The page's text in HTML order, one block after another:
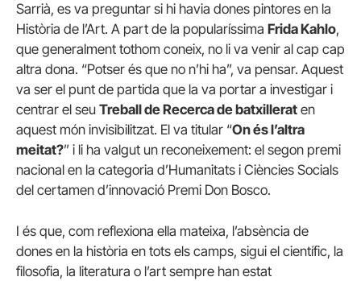
Sarrià, es va preguntar si hi havia dones pintores en la
Història de l’Art. A part de la popularíssima Frida Kahlo,
que generalment tothom coneix, no li va venir al cap cap
altra dona. “Potser és que no n’hi ha”, va pensar. Aquest
va ser el punt de partida que la va portar a investigar i
centrar el seu Treball de Recerca de batxillerat en
aquest món invisibilitzat. El va titular “On és l’altra
meitat?” i li ha valgut un reconeixement: el segon premi
nacional en la categoria d’Humanitats i Ciències Socials
del certamen d’innovació Premi Don Bosco.
I és que, com reflexiona ella mateixa, l’absència de
dones en la història en tots els camps, sigui el científic, la
filosofia, la literatura o l’art sempre han estat